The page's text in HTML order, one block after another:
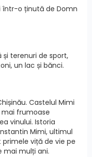
într-o ținută de Domn
terenuri de sport,
un lac și bănci.
Castelul Mimi
frumoase
vinului. Istoria
Mimi, ultimul
viță de vie pe
mai mulți ani.